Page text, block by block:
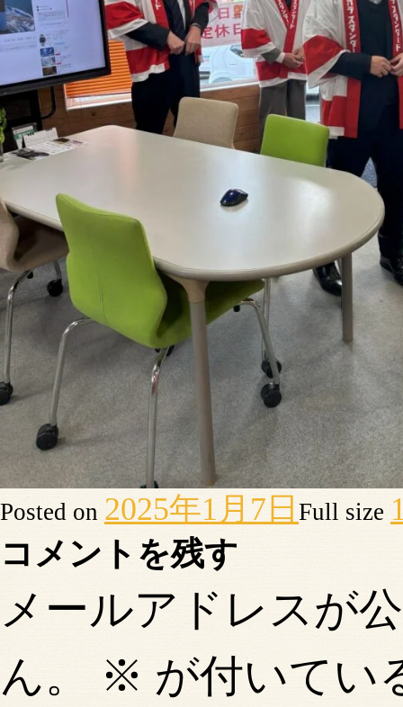
Posted on 2025年1月7日 Full size
コメントを残す
メールアドレスが
ん。
※ が付いてい